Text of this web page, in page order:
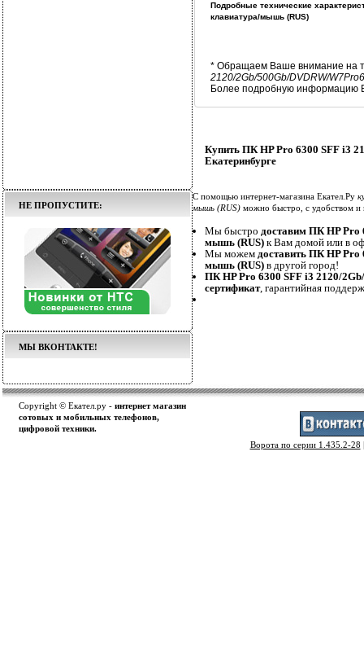
НЕ ПРОПУСТИТЕ:
МЫ ВКОНТАКТЕ!
Подробные технические
клавиатура/мышь (RUS)
* Обращаем Ваше внимание на
2120/2Gb/500Gb/DVDRW/
Более подробную информацию
Купить ПК HP Pro 6300 SFF i3
Екатеринбурге
С помощью интернет-магазина Екател.Ру
мышь (RUS) можно быстро, с удобством и
Мы быстро доставим ПК HP Pro
мышь (RUS) к Вам домой или в
Мы можем доставить ПК HP
мышь (RUS) в другой город!
ПК HP Pro 6300 SFF i3 2120/
сертификат, гарантийная
Copyright © Екател.ру - интернет магазин
сотовых и мобильных телефонов,
цифровой техники.
Ворота по серии 1.435.2-28